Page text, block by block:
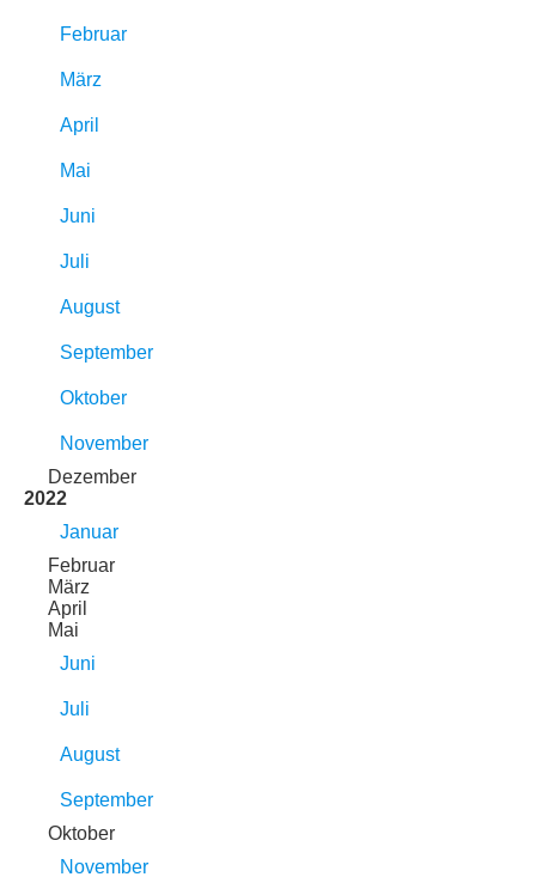
Februar
März
April
Mai
Juni
Juli
August
September
Oktober
November
Dezember
2022
Januar
Februar
März
April
Mai
Juni
Juli
August
September
Oktober
November